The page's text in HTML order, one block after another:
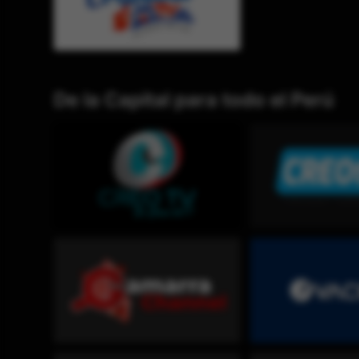
De la Capital para todo el Perú